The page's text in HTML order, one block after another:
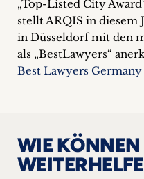
Team
Kontakt
„Top-Listed City
stellt ARQIS in diesem
in Düsseldorf mit den
als „BestLawyers“
Best Lawyers
WIE